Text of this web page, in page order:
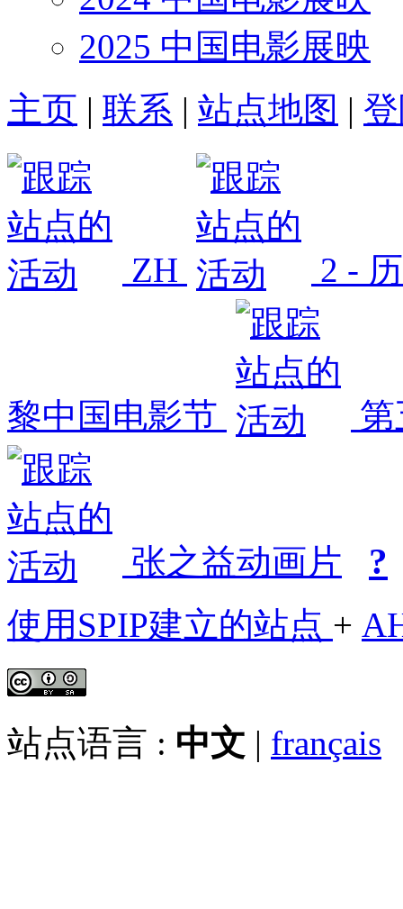
2025 中国电影展映
主页 | 联系 | 站点地图 |
ZH 2 -
黎中国电影节
张之益动画片 ?
使用SPIP建立的站点 +
站点语言 : 中文 | français